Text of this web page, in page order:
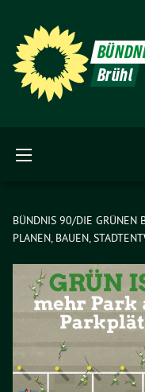
Brühl
BÜNDNIS 90/DIE GRÜNEN
PLANEN, BAUEN,